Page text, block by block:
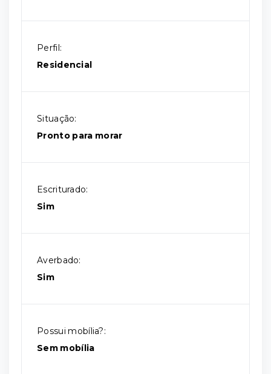
Perfil:
Residencial
Situação:
Pronto para morar
Escriturado:
Sim
Averbado:
Sim
Possui mobília?:
Sem mobília